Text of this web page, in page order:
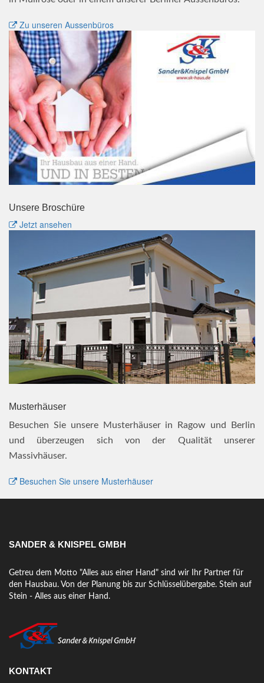
Zu unseren Aussenbüros
Unsere Broschüre
Jetzt ansehen
Musterhäuser
Besuchen Sie unsere Musterhäuser in Ragow und Berlin
und überzeugen sich von der Qualität unserer
Massivhäuser.
Besuchen Sie unsere Musterhäuser
SANDER & KNISPEL GMBH
Getreu dem Motto "Alles aus einer Hand" sind wir Ihr Partner für
den Hausbau. Von der Planung bis zur Schlüsselübergabe. Stein auf
Stein - Alles aus einer Hand.
KONTAKT